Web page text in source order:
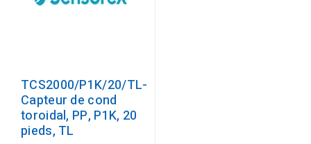
TCS2000/P1K/20/TL-
Capteur de cond
toroidal, PP, P1K, 20
pieds, TL